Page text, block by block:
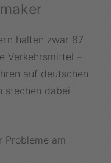
halten zwar 87
Verkehrsmittel –
auf deutschen
stechen dabei
Probleme am